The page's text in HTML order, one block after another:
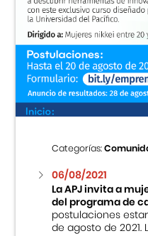
Categorías:
06/08/2021
La APJ invita a
del programa de
postulaciones
de agosto de 2021.